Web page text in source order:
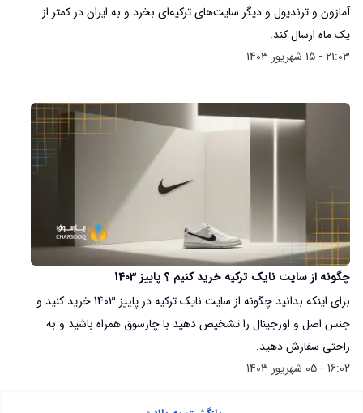
آمازون و ترندیول و دیگر سایت‌های ترکیه‌ای بخرد و به ایران در کمتر از
یک ماه ارسال کند.
21:03 - 15 شهریور 1403
چگونه از سایت نایک ترکیه خرید کنیم ؟ پاییز 1403
برای اینکه بدانید چگونه از سایت نایک ترکیه در پاییز 1403 خرید کنید و
جنس اصل و اورجینال را تشخیص دهید با چارسوق همراه باشید و به
راحتی سفارش دهید.
16:02 - 05 شهریور 1403